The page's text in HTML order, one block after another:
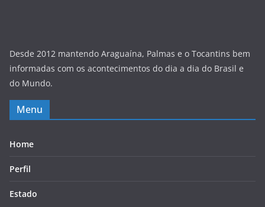
Desde 2012 mantendo Araguaína, Palmas e o Tocantins bem
informadas com os acontecimentos do dia a dia do Brasil e
do Mundo.
Menu
Home
Perfil
Estado